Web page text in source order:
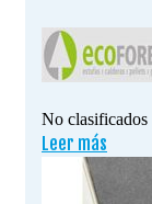
No clasificados
Leer más